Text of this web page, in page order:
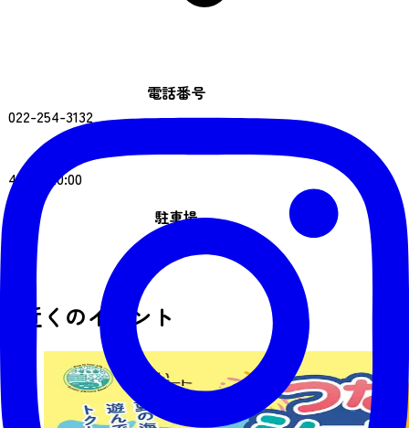
電話番号
022-254-3132
4:00～20:00
駐車場
あり
近くのイベント